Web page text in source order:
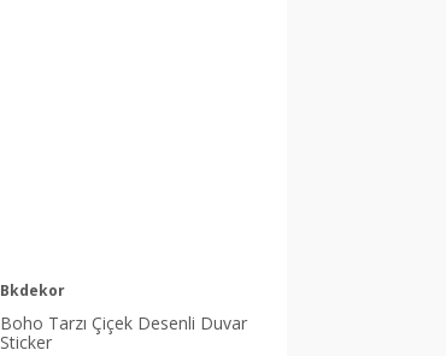
Bkdekor
Boho Tarzı Çiçek Desenli Duvar
Sticker